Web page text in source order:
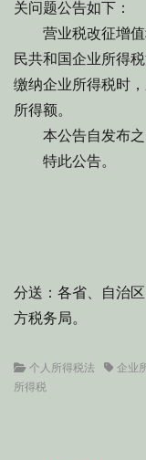
关问题公告如下：
营业税改征增值
民共和国企业所得
缴纳企业所得税时
所得额。
本公告自发布之
特此公告。
分送：各省、自治
方税务局。
Categories
个人所得税法 Tags企业
所得税